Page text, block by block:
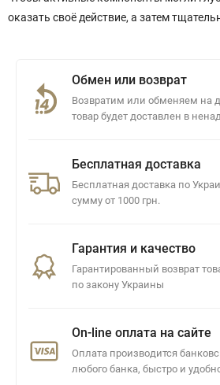
оказать своё действие, а затем
Обмен или возврат
Возвратим или обменяем на
товар будет доставлен в
Бесплатная доставка
Бесплатная доставка по
сумму от 1000 грн.
Гарантия и качество
Гарантированный возврат
по закону Украины
On-line оплата на сайте
Оплата производится
любого банка, быстро и